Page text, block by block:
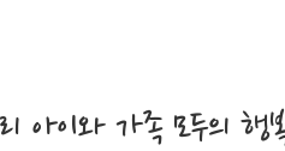
리 아이와 가족 모두의